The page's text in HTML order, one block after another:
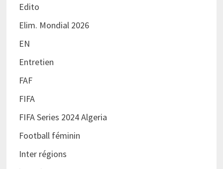
Edito
Elim. Mondial 2026
EN
Entretien
FAF
FIFA
FIFA Series 2024 Algeria
Football féminin
Inter régions